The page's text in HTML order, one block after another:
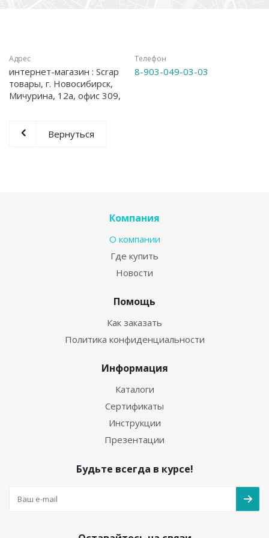
Адрес
интернет-магазин : Scrap
товары, г. Новосибирск,
Мичурина, 12а, офис 309,
Телефон
8-903-049-03-03
Вернуться
Компания
О компании
Где купить
Новости
Помощь
Как заказать
Политика конфиденциальности
Информация
Каталоги
Сертификаты
Инструкции
Презентации
Будьте всегда в курсе!